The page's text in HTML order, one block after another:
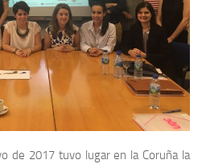
de 2017 tuvo lugar en la Coruña la